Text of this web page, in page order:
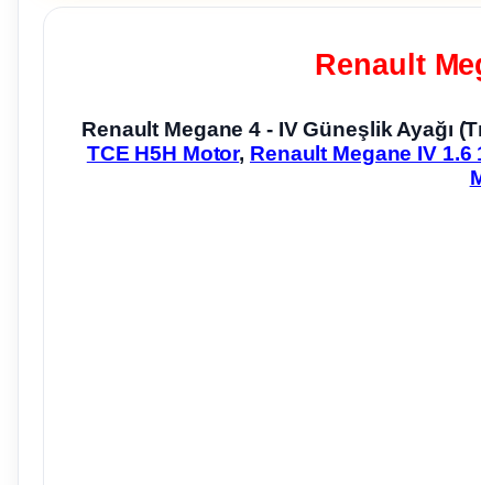
Renault
Renault Megane 4 - IV Güneşlik Ayağı
TCE H5H Motor, Renault Megane IV 1.6